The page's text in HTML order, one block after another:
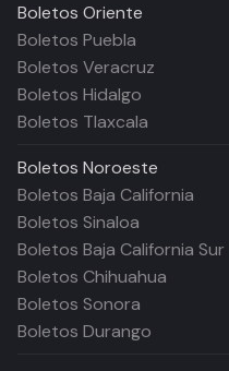
Boletos Oriente
Boletos Puebla
Boletos Veracruz
Boletos Hidalgo
Boletos Tlaxcala
Boletos Noroeste
Boletos Baja California
Boletos Sinaloa
Boletos Baja California Sur
Boletos Chihuahua
Boletos Sonora
Boletos Durango